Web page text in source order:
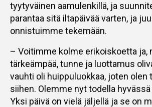
tyytyväinen aamulenkillä, ja
parantaa sitä iltapäivää varten, ja
onnistuimme tekemään.
– Voitimme kolme erikoiskoetta ja,
tärkeämpää, tunne ja luottamus
vauhti oli huippuluokkaa, joten olen
siihen. Olemme nyt todella
Yksi päivä on vielä jäljellä ja se on